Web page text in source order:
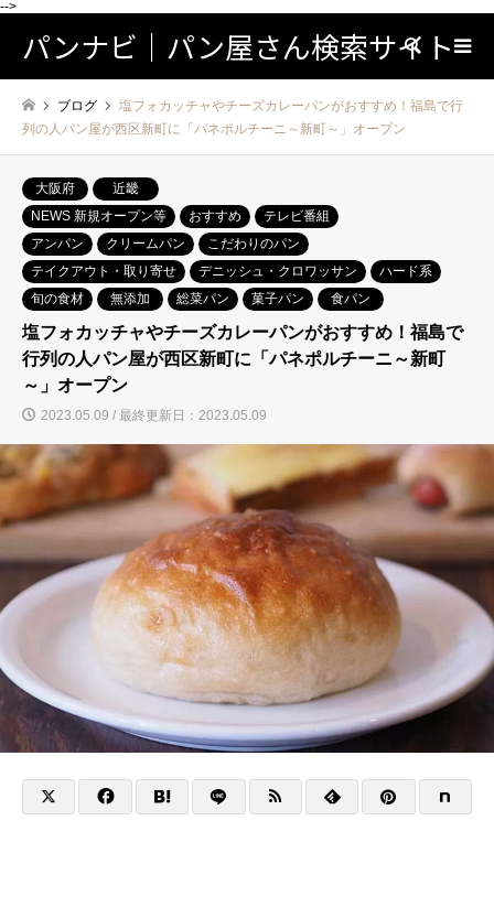
-->
パンナビ｜パン屋さん検索サイト検索
ブログ
塩フォカッチャやチーズカレーパンがおすすめ！福島で行
列の人パン屋が西区新町に「パネポルチーニ～新町～」オープン
大阪府
近畿
NEWS 新規オープン等
おすすめ
テレビ番組
アンパン
クリームパン
こだわりのパン
テイクアウト・取り寄せ
デニッシュ・クロワッサン
ハード系
旬の食材
無添加 総菜パン 菓子パン 食パン
塩フォカッチャやチーズカレーパンがおすすめ！福島で
行列の人パン屋が西区新町に「パネポルチーニ～新町
～」オープン
2023.05.09 / 最終更新日：2023.05.09